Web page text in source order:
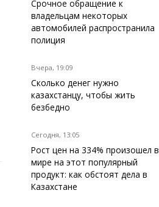
Срочное обращение к
владельцам некоторых
автомобилей распространила
полиция
Вчера, 19:09
Сколько денег нужно
казахстанцу, чтобы жить
безбедно
Сегодня, 13:05
Рост цен на 334% произошел в
мире на этот популярный
продукт: как обстоят дела в
Казахстане